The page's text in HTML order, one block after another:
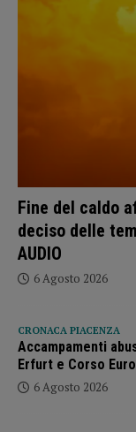
Fine del caldo
deciso delle
AUDIO
6 Agosto 2026
CRONACA PIACENZA
Accampamenti
Erfurt e Corso
6 Agosto 2026